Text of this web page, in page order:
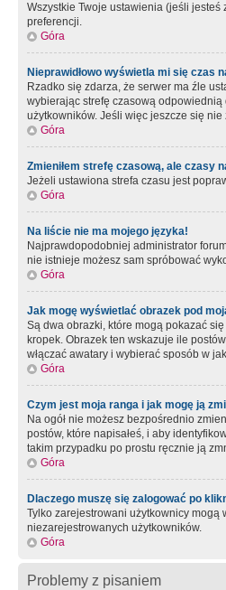
Wszystkie Twoje ustawienia (jeśli
preferencji.
Góra
Nieprawidłowo wyświetla mi się czas
Rzadko się zdarza, że serwer ma źle
wybierając strefę czasową
użytkowników. Jeśli więc jeszcze się
Góra
Zmieniłem strefę czasową, ale czasy
Jeżeli ustawiona strefa czasu jest
Góra
Na liście nie ma mojego języka!
Najprawdopodobniej administrator
nie istnieje możesz sam spróbować
Góra
Jak mogę wyświetlać obrazek pod
Są dwa obrazki, które mogą pokazać
kropek. Obrazek ten wskazuje ile
włączać awatary i wybierać sposób w
Góra
Czym jest moja ranga i jak mogę ją
Na ogół nie możesz bezpośrednio
postów, które napisałeś, i aby
takim przypadku po prostu ręcznie ją
Góra
Dlaczego muszę się zalogować po
Tylko zarejestrowani użytkownicy mogą
niezarejestrowanych użytkowników.
Góra
Problemy z pisaniem